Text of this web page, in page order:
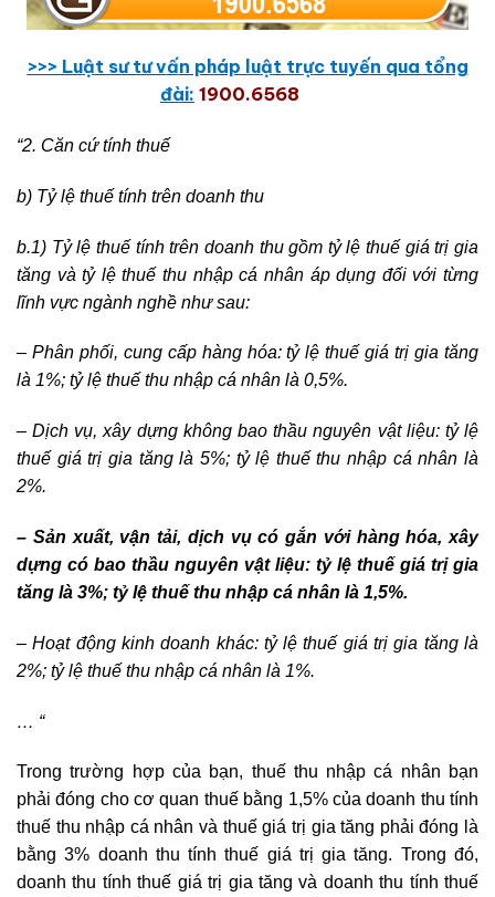
>>> Luật sư tư vấn pháp luật trực tuyến qua tổng
đài: 1900.6568
“2. Căn cứ tính thuế
b) Tỷ lệ thuế tính trên doanh thu
b.1) Tỷ lệ thuế tính trên doanh thu gồm tỷ lệ thuế giá trị gia
tăng và tỷ lệ thuế thu nhập cá nhân áp dụng đối với từng
lĩnh vực ngành nghề như sau:
– Phân phối, cung cấp hàng hóa: tỷ lệ thuế giá trị gia tăng
là 1%; tỷ lệ thuế thu nhập cá nhân là 0,5%.
– Dịch vụ, xây dựng không bao thầu nguyên vật liệu: tỷ lệ
thuế giá trị gia tăng là 5%; tỷ lệ thuế thu nhập cá nhân là
2%.
– Sản xuất, vận tải, dịch vụ có gắn với hàng hóa, xây
dựng có bao thầu nguyên vật liệu: tỷ lệ thuế giá trị gia
tăng là 3%; tỷ lệ thuế thu nhập cá nhân là 1,5%.
– Hoạt động kinh doanh khác: tỷ lệ thuế giá trị gia tăng là
2%; tỷ lệ thuế thu nhập cá nhân là 1%.
… “
Trong trường hợp của bạn, thuế thu nhập cá nhân bạn
phải đóng cho cơ quan thuế bằng 1,5% của doanh thu tính
thuế thu nhập cá nhân và thuế giá trị gia tăng phải đóng là
bằng 3% doanh thu tính thuế giá trị gia tăng. Trong đó,
doanh thu tính thuế giá trị gia tăng và doanh thu tính thuế